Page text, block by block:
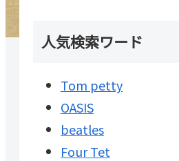
人気検索ワード
Tom petty
OASIS
beatles
Four Tet